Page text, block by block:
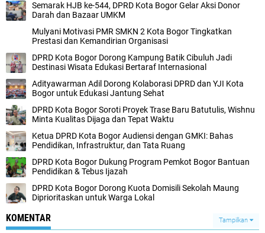
Semarak HJB ke-544, DPRD Kota Bogor Gelar Aksi Donor
Darah dan Bazaar UMKM
Mulyani Motivasi PMR SMKN 2 Kota Bogor Tingkatkan
Prestasi dan Kemandirian Organisasi
DPRD Kota Bogor Dorong Kampung Batik Cibuluh Jadi
Destinasi Wisata Edukasi Bertaraf Internasional
Adityawarman Adil Dorong Kolaborasi DPRD dan YJI Kota
Bogor untuk Edukasi Jantung Sehat
DPRD Kota Bogor Soroti Proyek Trase Baru Batutulis, Wishnu
Minta Kualitas Dijaga dan Tepat Waktu
Ketua DPRD Kota Bogor Audiensi dengan GMKI: Bahas
Pendidikan, Infrastruktur, dan Tata Ruang
DPRD Kota Bogor Dukung Program Pemkot Bogor Bantuan
Pendidikan & Tebus Ijazah
DPRD Kota Bogor Dorong Kuota Domisili Sekolah Maung
Diprioritaskan untuk Warga Lokal
KOMENTAR Tampilkan